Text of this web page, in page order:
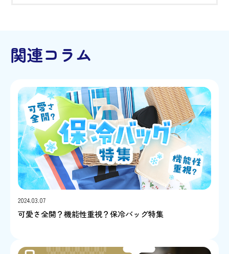
関連コラム
2024.03.07
可愛さ全開？機能性重視？保冷バッグ特集